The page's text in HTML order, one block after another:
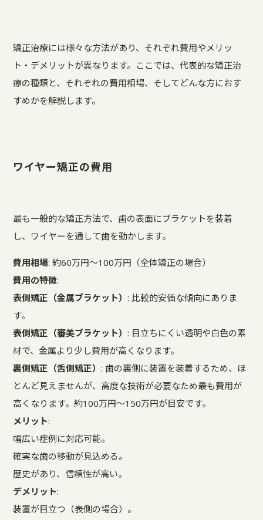
矯正治療には様々な方法があり、それぞれ費用やメリッ
ト・デメリットが異なります。ここでは、代表的な矯正治
療の種類と、それぞれの費用相場、そしてどんな方におす
すめかを解説します。
ワイヤー矯正の費用
最も一般的な矯正方法で、歯の表面にブラケットを装着
し、ワイヤーを通して歯を動かします。
費用相場: 約60万円～100万円（全体矯正の場合）
費用の特徴:
表側矯正（金属ブラケット）: 比較的安価な傾向にありま
す。
表側矯正（審美ブラケット）: 目立ちにくい透明や白色の素
材で、金属より少し費用が高くなります。
裏側矯正（舌側矯正）: 歯の裏側に装置を装着するため、ほ
とんど見えませんが、高度な技術が必要なため最も費用が
高くなります。約100万円～150万円が目安です。
メリット:
幅広い症例に対応可能。
確実な歯の移動が見込める。
歴史があり、信頼性が高い。
デメリット:
装置が目立つ（表側の場合）。